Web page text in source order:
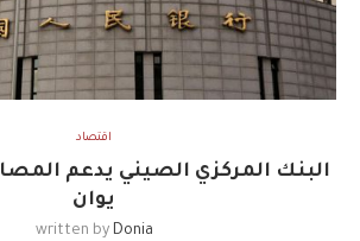
اقتصاد
يوان
written by Donia